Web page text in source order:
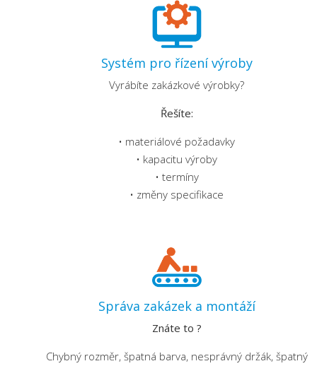
Systém pro řízení výroby
Vyrábíte zakázkové výrobky?
Řešíte:
• materiálové požadavky
• kapacitu výroby
• termíny
• změny specifikace
Správa zakázek a montáží
Znáte to ?
Chybný rozměr, špatná barva, nesprávný držák, špatný